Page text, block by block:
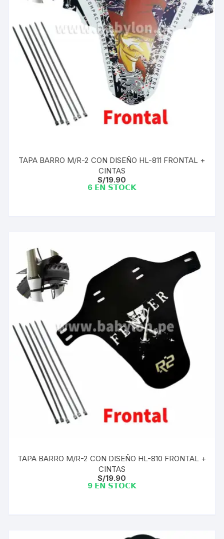
TAPA BARRO M/R-2 CON DISEÑO HL-811 FRONTAL +
CINTAS
S/19.90
6 𝗘𝗡 𝗦𝗧𝗢𝗖𝗞
TAPA BARRO M/R-2 CON DISEÑO HL-810 FRONTAL +
CINTAS
S/19.90
9 𝗘𝗡 𝗦𝗧𝗢𝗖𝗞